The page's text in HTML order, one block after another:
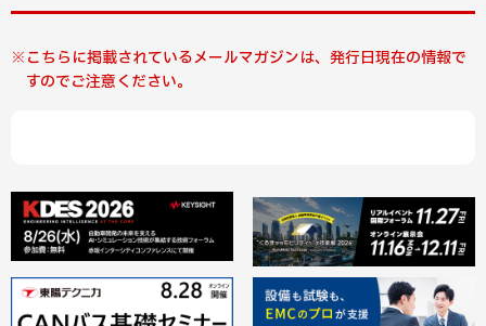
こちらに掲載されているメールマガジンは、発行日現在の情報で
すのでご注意ください。